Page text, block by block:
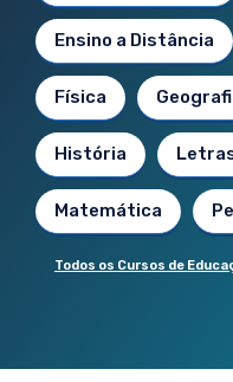
Ensino a Distância
Física
História
Matemática
Todos os Cursos de